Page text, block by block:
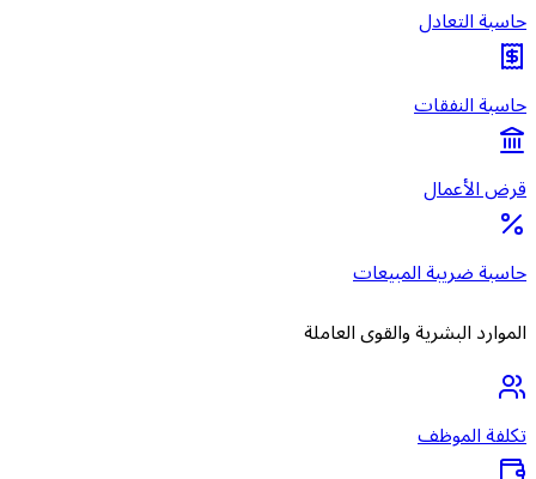
حاسبة التعادل
حاسبة النفقات
قرض الأعمال
حاسبة ضريبة المبيعات
الموارد البشرية والقوى العاملة
تكلفة الموظف